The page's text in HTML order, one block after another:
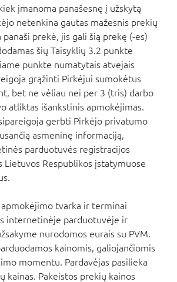
įmanoma panašesnę į užskytą
netenkina gautas mažesnis prekių
panaši prekė, jis gali šią prekę (-es)
šių Taisyklių 3.2 punkte
punkte numatytais atvejais
grąžinti Pirkėjui sumokėtus
bet ne vėliau nei per 3 (tris) darbo
atliktas išankstinis apmokėjimas.
gerbti Pirkėjo privatumo
asmeninę informaciją,
parduotuvės registracijos
Lietuvos Respublikos įstatymuose
apmokėjimo tvarka ir terminai
internetinėje parduotuvėje ir
nurodomos eurais su PVM.
kainomis, galiojančiomis
momentu. Pardavėjas pasilieka
kainas. Pakeistos prekių kainos